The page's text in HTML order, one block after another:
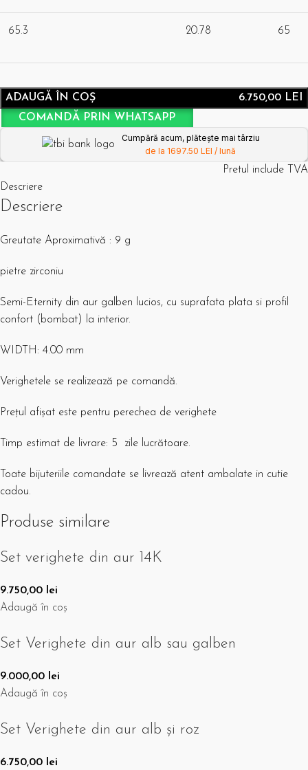
65.3 20.78 65
6.750,00 LEI
ADAUGĂ ÎN COȘ
Cumpără acum, plătește mai târziu
de la 1697.50 LEI / lună
COMANDĂ PRIN WHATSAPP
Pretul include TVA
Descriere
Descriere
Greutate Aproximativă : 9 g
pietre zirconiu
Semi-Eternity din aur galben lucios, cu suprafata plata si profil
confort (bombat) la interior.
WIDTH: 4.00 mm
Verighetele se realizează pe comandă.
Prețul afișat este pentru perechea de verighete
Timp estimat de livrare: 5 zile lucrătoare.
Toate bijuteriile comandate se livrează atent ambalate in cutie
cadou.
Produse similare
Set verighete din aur 14K
9.750,00 lei
Adaugă în coș
Set Verighete din aur alb sau galben
9.000,00 lei
Adaugă în coș
Set Verighete din aur alb și roz
6.750,00 lei